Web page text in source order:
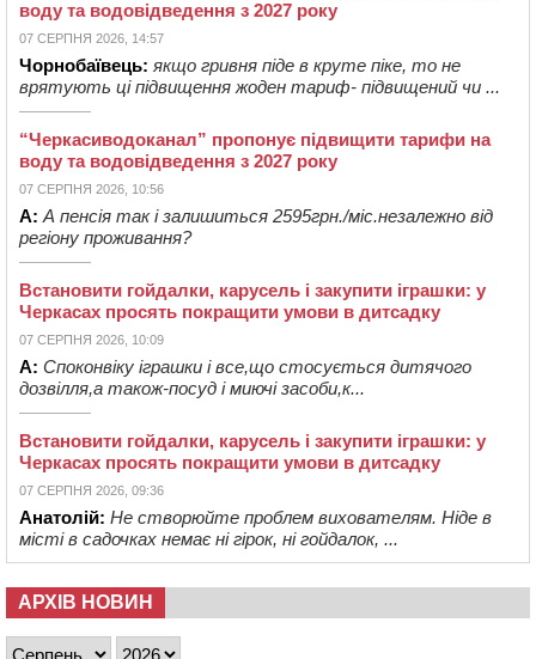
воду та водовідведення з 2027 року
07 СЕРПНЯ 2026, 14:57
Чорнобаївець: якщо гривня піде в круте піке, то не
врятують ці підвищення жоден тариф- підвищений чи ...
“Черкасиводоканал” пропонує підвищити тарифи на
воду та водовідведення з 2027 року
07 СЕРПНЯ 2026, 10:56
А: А пенсія так і залишиться 2595грн./міс.незалежно від
регіону проживання?
Встановити гойдалки, карусель і закупити іграшки: у
Черкасах просять покращити умови в дитсадку
07 СЕРПНЯ 2026, 10:09
А: Споконвіку іграшки і все,що стосується дитячого
дозвілля,а також-посуд і миючі засоби,к...
Встановити гойдалки, карусель і закупити іграшки: у
Черкасах просять покращити умови в дитсадку
07 СЕРПНЯ 2026, 09:36
Анатолій: Не створюйте проблем вихователям. Ніде в
місті в садочках немає ні гірок, ні гойдалок, ...
АРХІВ НОВИН